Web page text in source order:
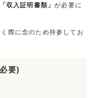
「収入証明書類」が必要に
際に念のため持参してお
要)